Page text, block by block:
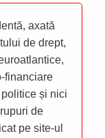
axată
de drept,
financiare
și nici
de
pe site-ul